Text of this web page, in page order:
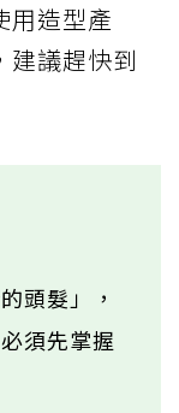
用造型產
建議趕快到
頭髮」，
須先掌握